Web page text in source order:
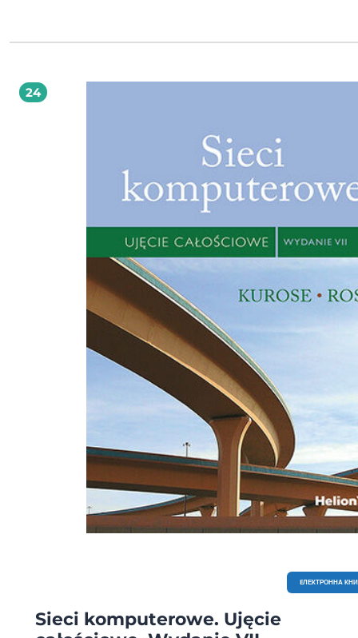
teorii zaczniesz wykonywać konkretne zadania. Będziesz poznawać różne
implementować ją w swoich aplikacjach. Zrozumiesz trudniejsze zagadnienia,
jak włączanie do aplikacji funkcji specyficznych dla danej platformy mobilnej,
współpraca z usługami Microsoft Azure App oraz obsługa zewnętrznych
domeny rozgłoszeniowe, MAC, protokoły system IOS i zarządzanie przełącznikami
Cisco — niezawodne rozwiązania! Ben Piper jest inżynierem systemów
informatycznych, praktykującym konsultantem IT i autorem książek o sieciach
komputerowych. Posiada liczne certyfikaty firm Cisco, Citrix i Microsoft, w tym
CCNP Cisco. Jest autorem ponad 17 kursów w serwisie Pluralsight. Koncentruje
zarządzaniu sieciami, certyfikacji CCNP Cisco oraz administrowaniu serwerami
24
EЛЕКТРОННА
Sieci komputerowe. Ujęcie